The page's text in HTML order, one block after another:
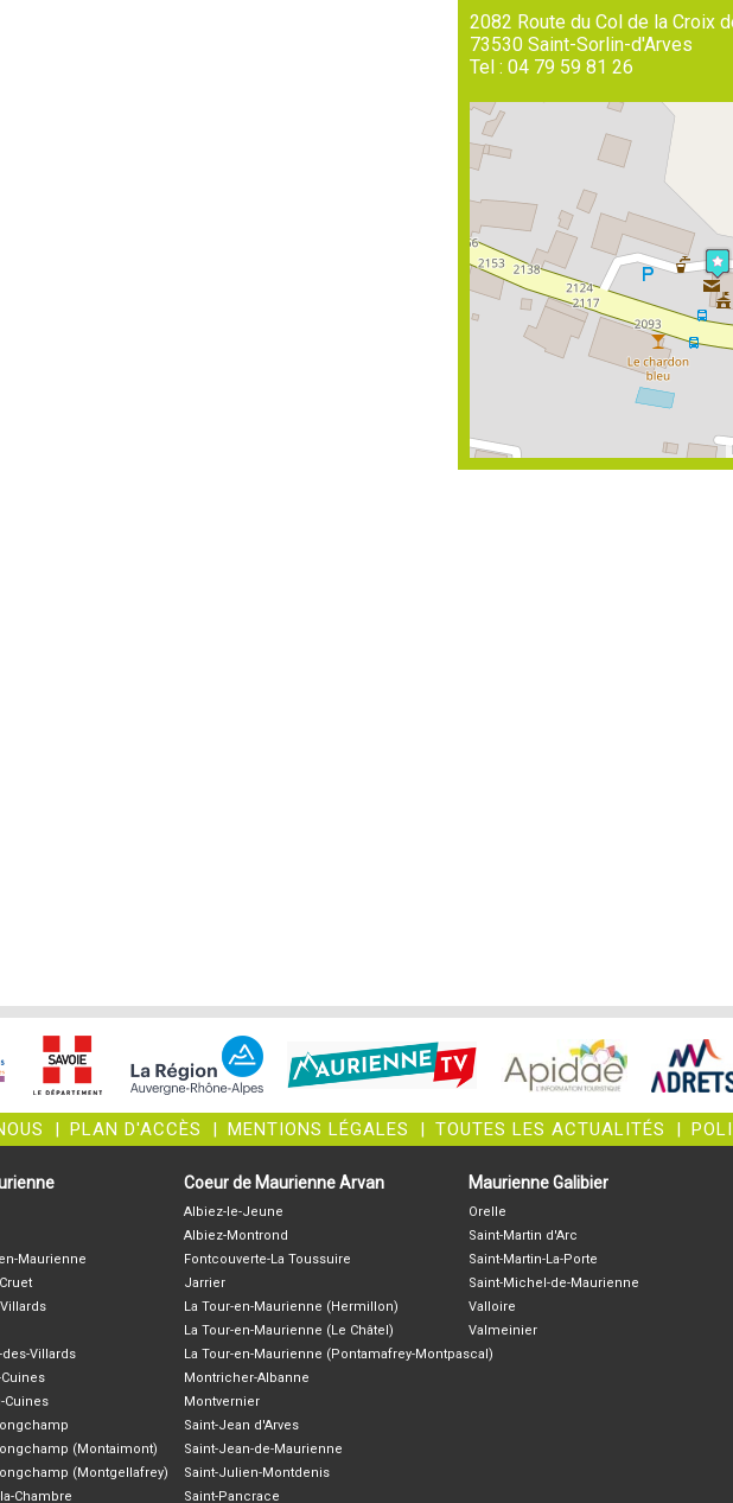
2082 Route du Col de la Croix
73530 Saint-Sorlin-d'Arves
Tel : 04 79 59 81 26
PLAN D'ACCÈS MENTIONS LÉGALES TOUTES LES ACTUALITÉS
Maurienne
des-Villards
Cuines
(Montaimont)
(Montgellafrey)
Chambre
Coeur de Maurienne Arvan
Albiez-le-Jeune
Albiez-Montrond
Fontcouverte-La Toussuire
Jarrier
La Tour-en-Maurienne (Hermillon)
La Tour-en-Maurienne (Le Châtel)
La Tour-en-Maurienne (Pontamafrey-Montpascal)
Montricher-Albanne
Montvernier
Saint-Jean d'Arves
Saint-Jean-de-Maurienne
Saint-Julien-Montdenis
Saint-Pancrace
Maurienne Galibier
Orelle
Saint-Martin d'Arc
Saint-Martin-La-Porte
Saint-Michel-de-Maurienne
Valloire
Valmeinier